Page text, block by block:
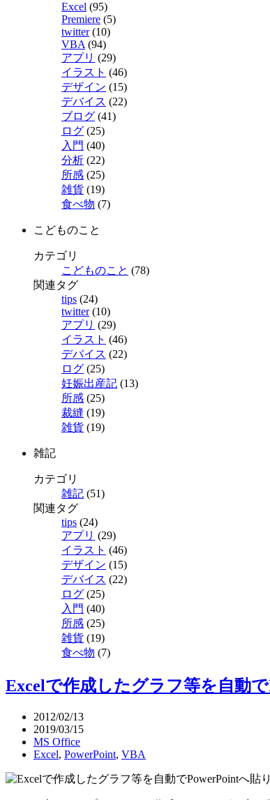
Excel (95)
Premiere (5)
twitter(10)
VBA (94)
アプリ (29)
イラスト (46)
デザイン (15)
デバイス (22)
ブログ (41)
ログ (25)
入門 (40)
分析 (22)
所感 (25)
雑貨 (19)
食べ物 (7)
こどものこと
カテゴリ
こどものこと (78)
関連タグ
tips (24)
twitter(10)
アプリ (29)
イラスト (46)
デバイス (22)
ログ (25)
妊娠出産記 (13)
所感 (25)
裁縫 (19)
雑貨 (19)
雑記
カテゴリ
雑記 (51)
関連タグ
tips (24)
アプリ (29)
イラスト (46)
デザイン (15)
デバイス (22)
ログ (25)
入門 (40)
所感 (25)
雑貨 (19)
食べ物 (7)
Excelで作成したグラフ等を自動
2012/02/13
2019/03/15
MS Office
Excel, PowerPoint, VBA